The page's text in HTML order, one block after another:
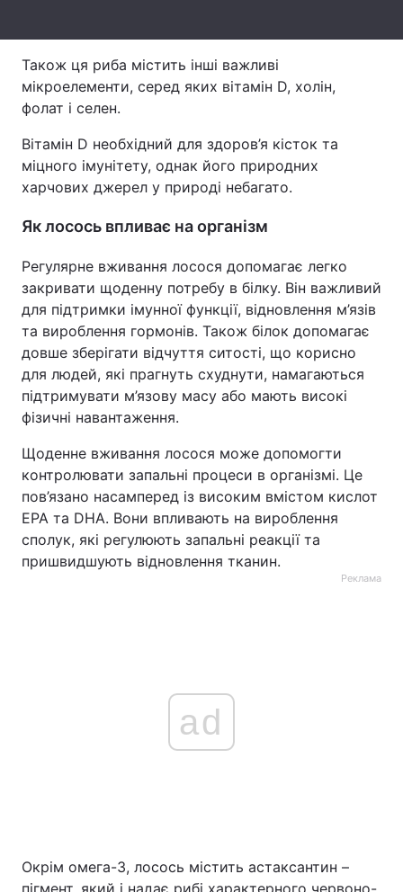
Тема оформлення
Також ця риба містить інші важливі
мікроелементи, серед яких вітамін D, холін,
фолат і селен.
Вітамін D необхідний для здоров’я кісток та
міцного імунітету, однак його природних
харчових джерел у природі небагато.
Як лосось впливає на організм
Регулярне вживання лосося допомагає легко
закривати щоденну потребу в білку. Він важливий
для підтримки імунної функції, відновлення м’язів
та вироблення гормонів. Також білок допомагає
довше зберігати відчуття ситості, що корисно
для людей, які прагнуть схуднути, намагаються
підтримувати м’язову масу або мають високі
фізичні навантаження.
Щоденне вживання лосося може допомогти
контролювати запальні процеси в організмі. Це
пов’язано насамперед із високим вмістом кислот
EPA та DHA. Вони впливають на вироблення
сполук, які регулюють запальні реакції та
пришвидшують відновлення тканин.
Реклама
ad
Окрім омега-3, лосось містить астаксантин –
пігмент, який і надає рибі характерного червоно-